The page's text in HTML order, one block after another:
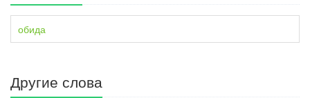
обида
Другие слова